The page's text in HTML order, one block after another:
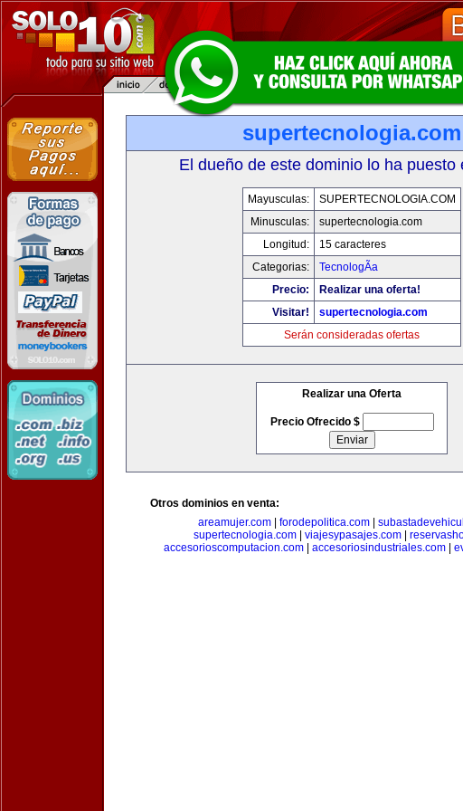
supertecnologia.com
El dueño de este dominio lo ha puesto
Mayusculas:
SUPERTECNOLOGIA.COM
Minusculas:
supertecnologia.com
Longitud:
15 caracteres
Categorias:
TecnologÃ­a
Precio:
Realizar una oferta!
Visitar!
supertecnologia.com
Serán consideradas ofertas
Realizar una Oferta
Precio Ofrecido $
Otros dominios en venta:
areamujer.com
forodepolitica.com
supertecnologia.com| viajesypasajes.com|
accesorioscomputacion.com
accesoriosindustriales.com